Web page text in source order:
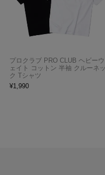
プロクラブ PRO CLUB ヘビーウ
ェイト コットン 半袖 クルーネッ
ク Tシャツ
¥1,990